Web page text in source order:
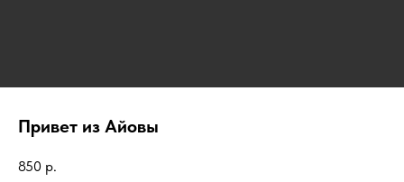
Привет из Айовы
850 р.